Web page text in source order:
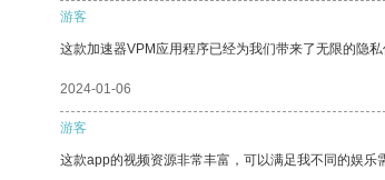
游客
这款加速器VPM应用程序已经为我们带来了无限的隐私
2024-01-06
游客
这款app的视频资源非常丰富，可以满足我不同的娱乐